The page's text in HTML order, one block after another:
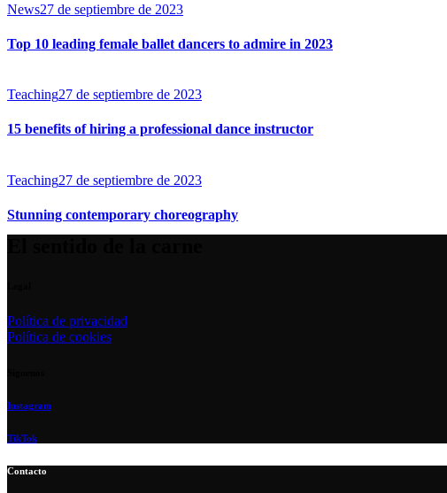
News27 de septiembre de 2023
Top 10 leading female ballet dancers to admire in 2023
Teaching27 de septiembre de 2023
15 benefits of hiring a professional dance instructor
Teaching27 de septiembre de 2023
Stunning contemporary choreography
Política de privacidad
Política de cookies
Instagram
TikTok
Contacto